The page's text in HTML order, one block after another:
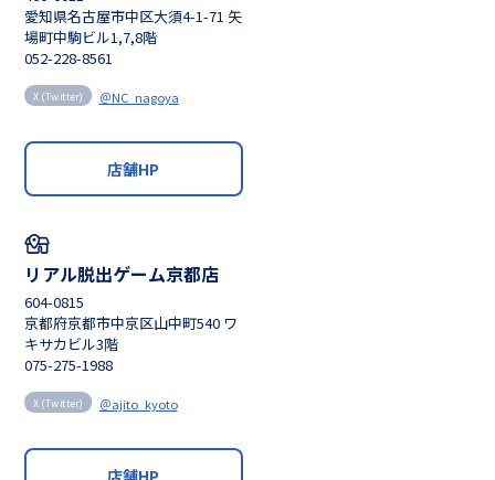
愛知県名古屋市中区大須4-1-71 矢
場町中駒ビル1,7,8階
052-228-8561
X (Twitter) ＠NC_nagoya
店舗HP
リアル脱出ゲーム京都店
604-0815
京都府京都市中京区山中町540 ワ
キサカビル3階
075-275-1988
X (Twitter) ＠ajito_kyoto
店舗HP